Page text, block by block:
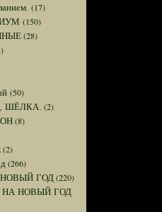
(17)
(150)
(28)
(50)
ШЁЛКА. (2)
(8)
(2)
(266)
НОВЫЙ ГОД(220)
НА НОВЫЙ ГОД